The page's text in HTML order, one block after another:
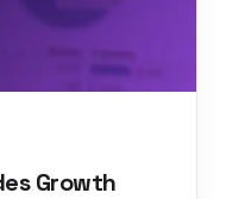
Growth